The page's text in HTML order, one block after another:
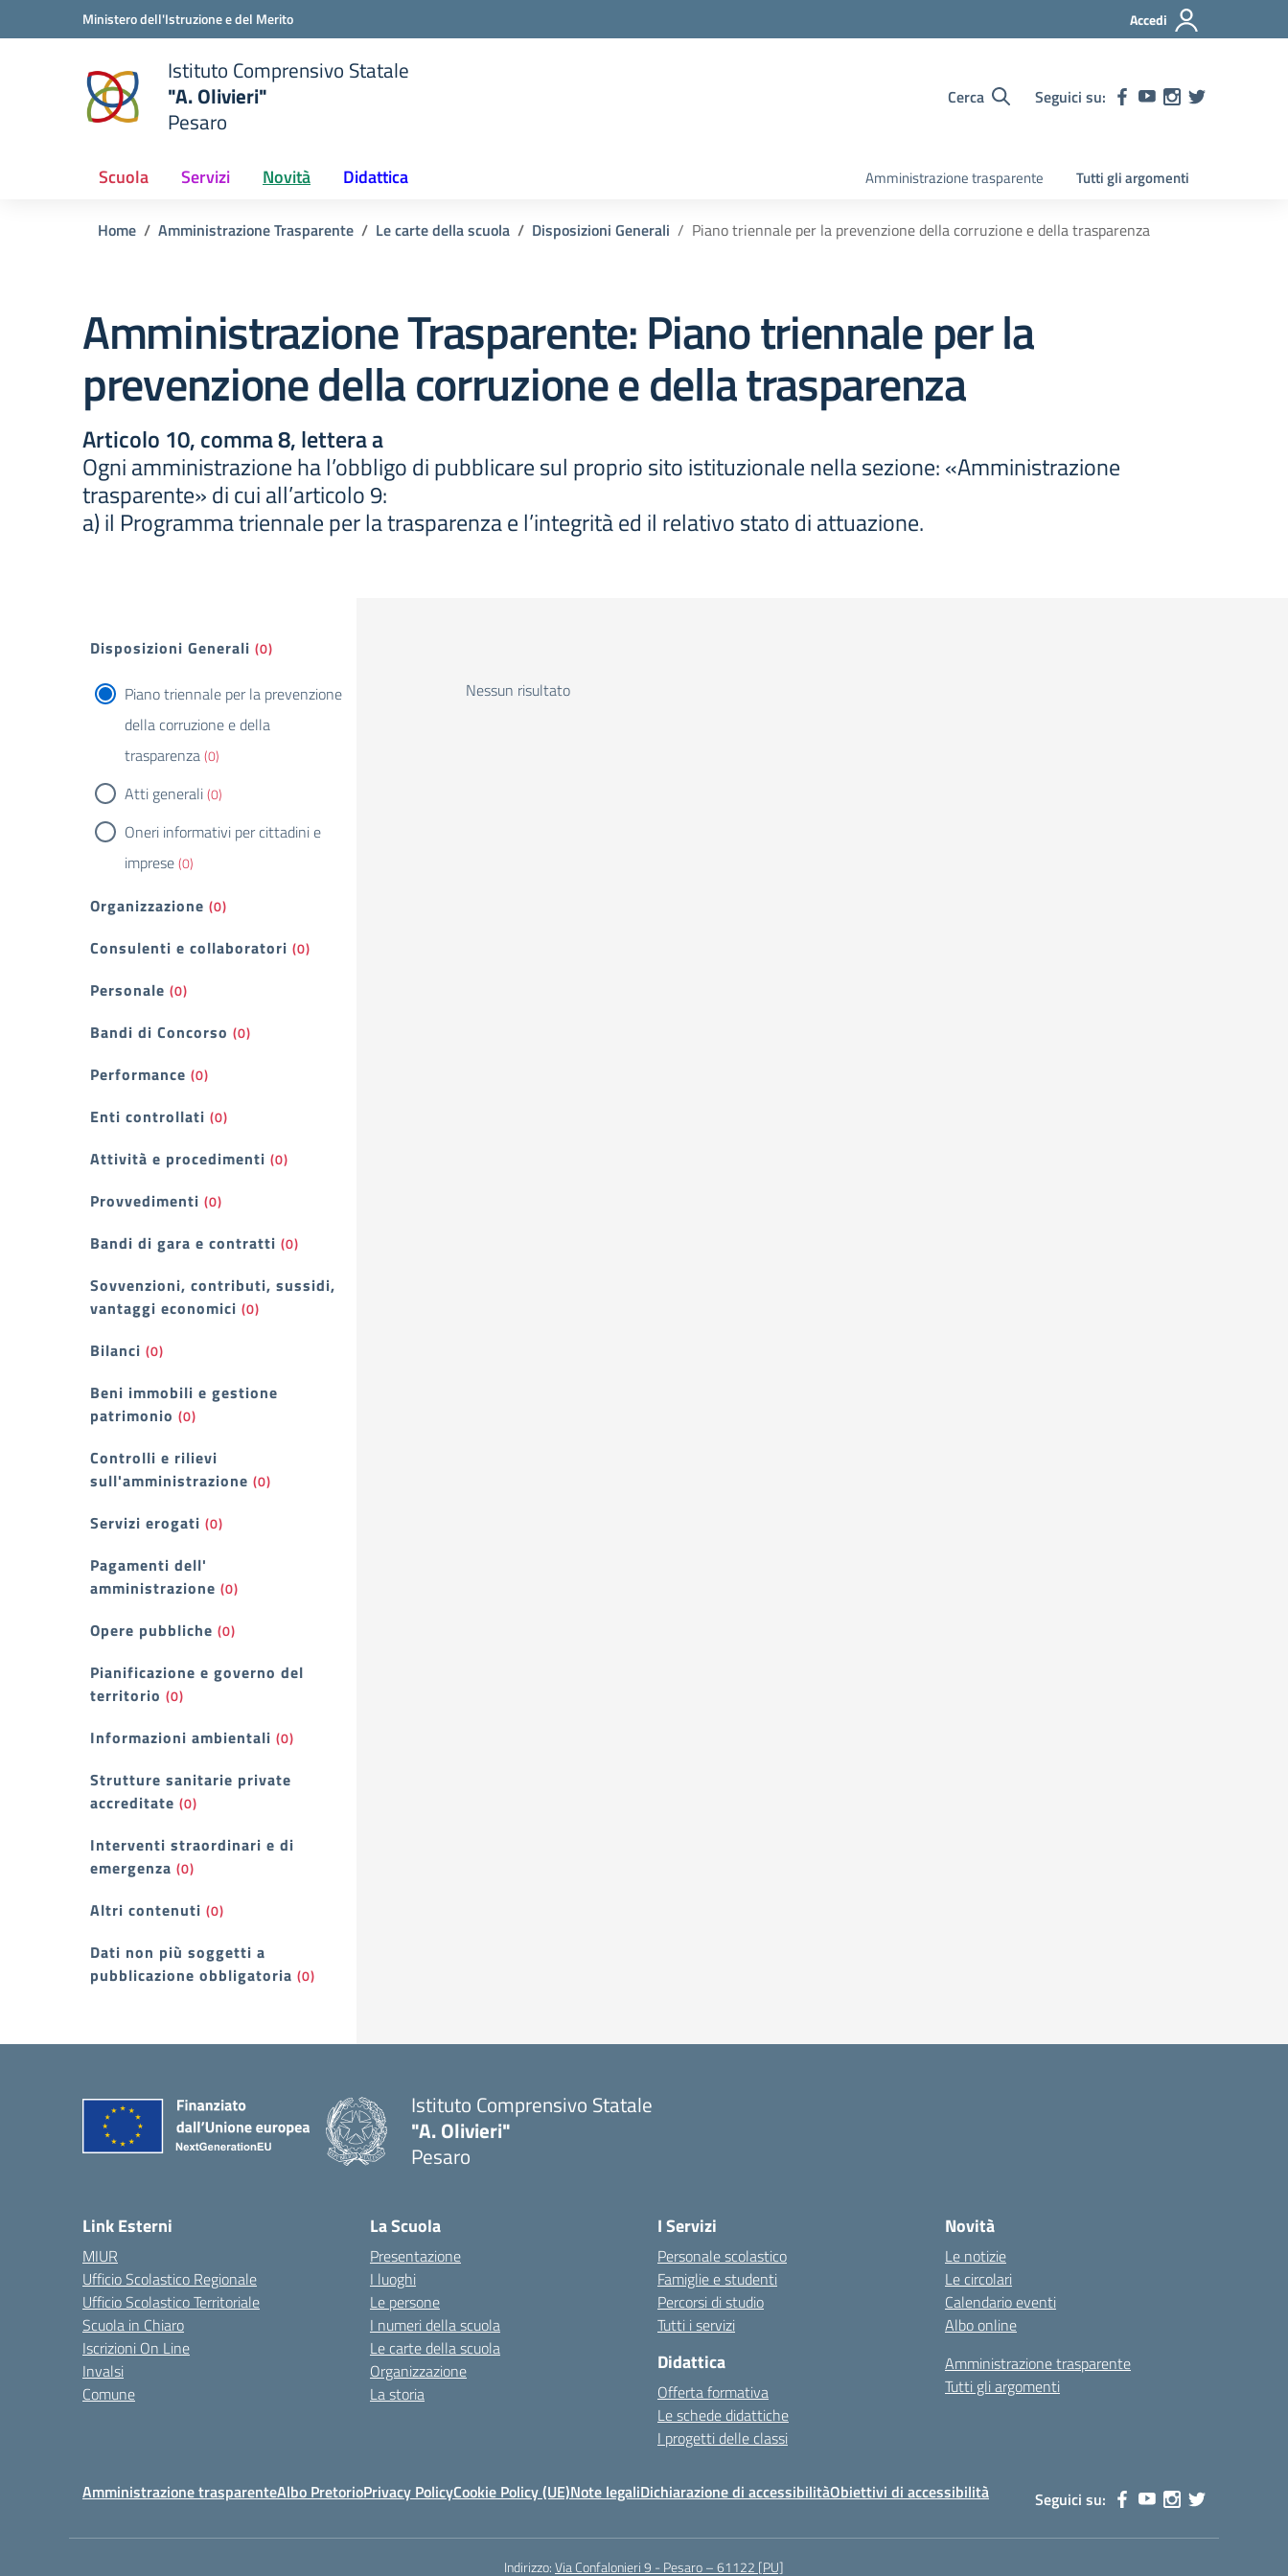
Vai ai contenuti
Vai al menu di navigazioneMinistero dell'Istruzione e del Merito Accedi
scuola
Istituto Comprensivo Statale
"A. Olivieri"
Pesaro
Cerca Seguici su:
Scuola Servizi Novità Didattica Amministrazione trasparente Tutti gli argomenti
Home Amministrazione Trasparente Le carte della scuola Disposizioni Generali Piano triennale per la prevenzione della corruzione e della trasparenza
Amministrazione Trasparente:Piano triennale per la
prevenzione della corruzione e della trasparenza
Articolo 10, comma 8, lettera a
Ogni amministrazione ha l’obbligo di pubblicare sul proprio sito istituzionale nella sezione: «Amministrazione
trasparente» di cui all’articolo 9:
a) il Programma triennale per la trasparenza e l’integrità ed il relativo stato di attuazione.
Filtri
Disposizioni Generali (0)
Piano triennale per la prevenzione
della corruzione e della
trasparenza(0)
Atti generali(0)
Oneri informativi per cittadini e
imprese(0)
Organizzazione (0)
Consulenti e collaboratori (0)
Personale (0)
Bandi di Concorso (0)
Performance (0)
Enti controllati (0)
Attività e procedimenti (0)
Provvedimenti (0)
Bandi di gara e contratti (0)
Sovvenzioni, contributi, sussidi,
vantaggi economici (0)
Bilanci (0)
Beni immobili e gestione
patrimonio (0)
Controlli e rilievi
sull'amministrazione (0)
Servizi erogati (0)
Pagamenti dell'
amministrazione (0)
Opere pubbliche (0)
Pianificazione e governo del
territorio (0)
Informazioni ambientali (0)
Strutture sanitarie private
accreditate (0)
Interventi straordinari e di
emergenza (0)
Altri contenuti (0)
Dati non più soggetti a
pubblicazione obbligatoria (0)
Nessun risultato
Istituto Comprensivo Statale
"A. Olivieri"
Pesaro
Link Esterni
MIUR
Ufficio Scolastico Regionale
Ufficio Scolastico Territoriale
Scuola in Chiaro
Iscrizioni On Line
Invalsi
Comune
La Scuola
Presentazione
I luoghi
Le persone
I numeri della scuola
Le carte della scuola
Organizzazione
La storia
I Servizi
Personale scolastico
Famiglie e studenti
Percorsi di studio
Tutti i servizi
Didattica
Offerta formativa
Le schede didattiche
I progetti delle classi
Novità
Le notizie
Le circolari
Calendario eventi
Albo online
Amministrazione trasparente
Tutti gli argomenti
Amministrazione trasparenteAlbo PretorioPrivacy PolicyCookie Policy (UE)Note legaliDichiarazione di accessibilitàObiettivi di accessibilità Seguici su:
Indirizzo:Via Confalonieri 9 - Pesaro – 61122 [PU]